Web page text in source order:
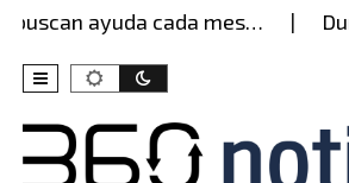
ayuda cada mes…